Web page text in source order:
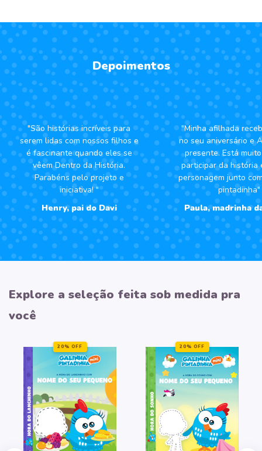
Depoimentos
"São histórias incríveis para
serem lidas com nossos filhos e
é fascinante quando eles se
vêem Dentro da História.
Parabéns pelo projeto e
iniciativa! "
Henry, pai do Davi
"Minha afilhada
no seu aniversário e
presente. Está
participar da história
personagem junto
pintadinha"
Paula, madrinha
Explore a seleção feita sob medida pra
você
20% OFF 20% OFF